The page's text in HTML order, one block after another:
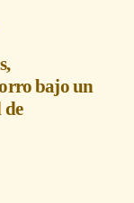
bajo un
de